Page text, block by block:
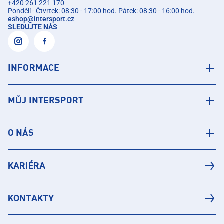
+420 261 221 170
Pondělí - Čtvrtek: 08:30 - 17:00 hod. Pátek: 08:30 - 16:00 hod.
eshop@intersport.cz
SLEDUJTE NÁS
INFORMACE
MŮJ INTERSPORT
O NÁS
KARIÉRA
KONTAKTY